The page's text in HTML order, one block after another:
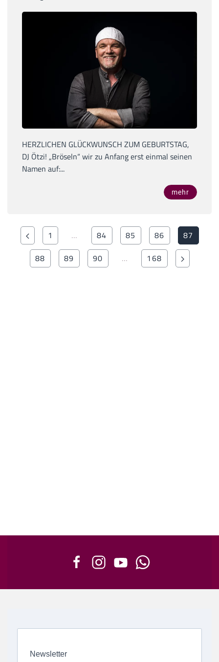
HERZLICHEN GLÜCKWUNSCH ZUM GEBURTSTAG,
DJ Ötzi! „Bröseln“ wir zu Anfang erst einmal seinen
Namen auf:...
mehr
1 … 84 85 86
87
88
89 90 … 168